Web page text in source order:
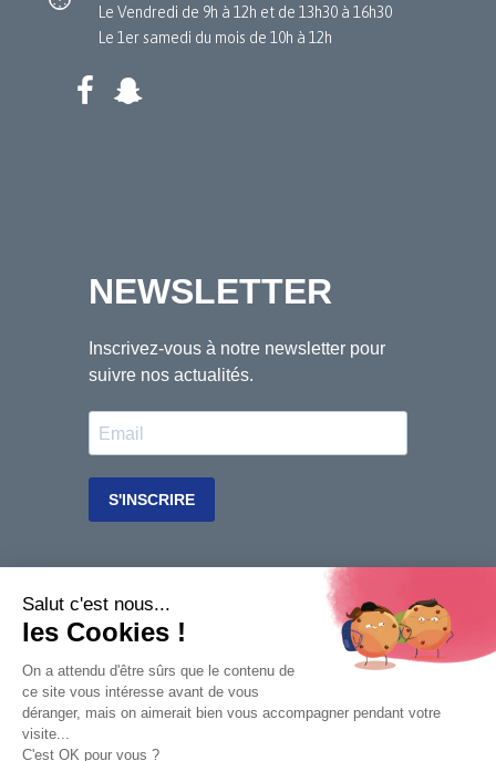
Le Vendredi de 9h à 12h et de 13h30 à 16h30
Le 1er samedi du mois de 10h à 12h